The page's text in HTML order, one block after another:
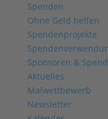
Spenden
Ohne Geld helfen
Spendenprojekte
Sponsoren &
Aktuelles
Malwettbewerb
Newsletter